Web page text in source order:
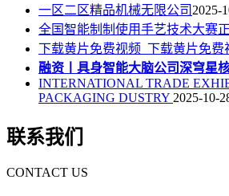
一区二区精品机械无限公司2025-
全国智能制制使用手艺技术大赛
下载黄片免费视频_下载黄片免费
融资丨具身智能大脑公司深穹星
INTERNATIONAL TRADE
PACKAGING DUSTRY 2025-10-
联系我们
CONTACT US